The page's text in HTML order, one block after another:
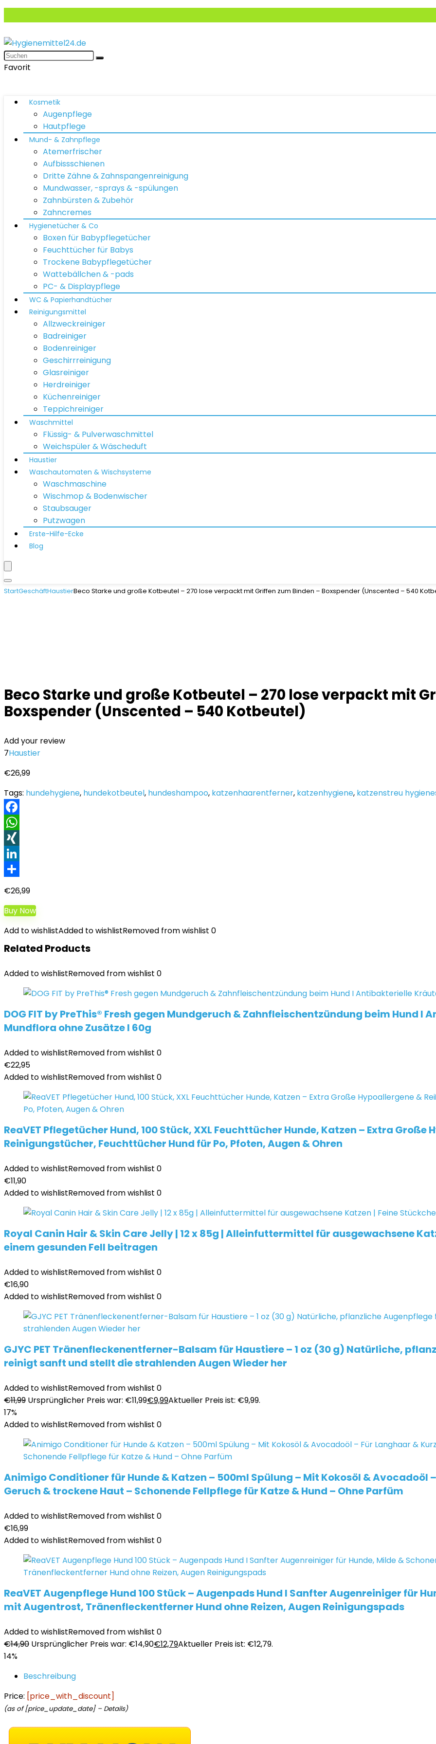
Favorit
Kosmetik
Augenpflege
Hautpflege
Mund- & Zahnpflege
Atemerfrischer
Aufbissschienen
Dritte Zähne & Zahnspangenreinigung
Mundwasser, -sprays & -spülungen
Zahnbürsten & Zubehör
Zahncremes
Hygienetücher & Co
Boxen für Babypflegetücher
Feuchttücher für Babys
Trockene Babypflegetücher
Wattebällchen & -pads
PC- & Displaypflege
WC & Papierhandtücher
Reinigungsmittel
Allzweckreiniger
Badreiniger
Bodenreiniger
Geschirrreinigung
Glasreiniger
Herdreiniger
Küchenreiniger
Teppichreiniger
Waschmittel
Flüssig- & Pulverwaschmittel
Weichspüler & Wäscheduft
Haustier
Waschautomaten & Wischsysteme
Waschmaschine
Wischmop & Bodenwischer
Staubsauger
Putzwagen
Erste-Hilfe-Ecke
Blog
StartGeschäftHaustierBeco Starke und große Kotbeutel – 270 lose verpackt mit Griffen zum Binden – Boxspender (Unscented – 540
Beco Starke und große Kotbeutel – 270 lose verpackt mit
Boxspender (Unscented – 540 Kotbeutel)
Add your review
7Haustier
€26,99
Tags: hundehygiene, hundekotbeutel, hundeshampoo, katzenhaarentferner, katzenhygiene, katzenstreu
Facebook
WhatsApp
XING
LinkedIn
€26,99
Buy Now
Add to wishlistAdded to wishlistRemoved from wishlist 0
Related Products
Added to wishlistRemoved from wishlist 0
DOG FIT by PreThis® Fresh gegen Mundgeruch & Zahnfleischentzündung beim Hund
Mundflora ohne Zusätze I 60g
Added to wishlistRemoved from wishlist 0
€22,95
Added to wishlistRemoved from wishlist 0
ReaVET Pflegetücher Hund, 100 Stück, XXL Feuchttücher Hunde, Katzen – Extra Große
Reinigungstücher, Feuchttücher Hund für Po, Pfoten, Augen & Ohren
Added to wishlistRemoved from wishlist 0
€11,90
Added to wishlistRemoved from wishlist 0
Royal Canin Hair & Skin Care Jelly | 12 x 85g | Alleinfuttermittel für ausgewachsene
einem gesunden Fell beitragen
Added to wishlistRemoved from wishlist 0
€16,90
Added to wishlistRemoved from wishlist 0
GJYC PET Tränenfleckenentferner-Balsam für Haustiere – 1 oz (30 g) Natürliche,
reinigt sanft und stellt die strahlenden Augen Wieder her
Added to wishlistRemoved from wishlist 0
€11,99 Ursprünglicher Preis war: €11,99€9,99Aktueller Preis ist: €9,99.
17%
Added to wishlistRemoved from wishlist 0
Animigo Conditioner für Hunde & Katzen – 500ml Spülung – Mit Kokosöl & Avocadoöl
Geruch & trockene Haut – Schonende Fellpflege für Katze & Hund – Ohne Parfüm
Added to wishlistRemoved from wishlist 0
€16,99
Added to wishlistRemoved from wishlist 0
ReaVET Augenpflege Hund 100 Stück – Augenpads Hund I Sanfter Augenreiniger für
mit Augentrost, Tränenfleckentferner Hund ohne Reizen, Augen Reinigungspads
Added to wishlistRemoved from wishlist 0
€14,90 Ursprünglicher Preis war: €14,90€12,79Aktueller Preis ist: €12,79.
14%
Beschreibung
Price: [price_with_discount]
(as of [price_update_date] – Details)